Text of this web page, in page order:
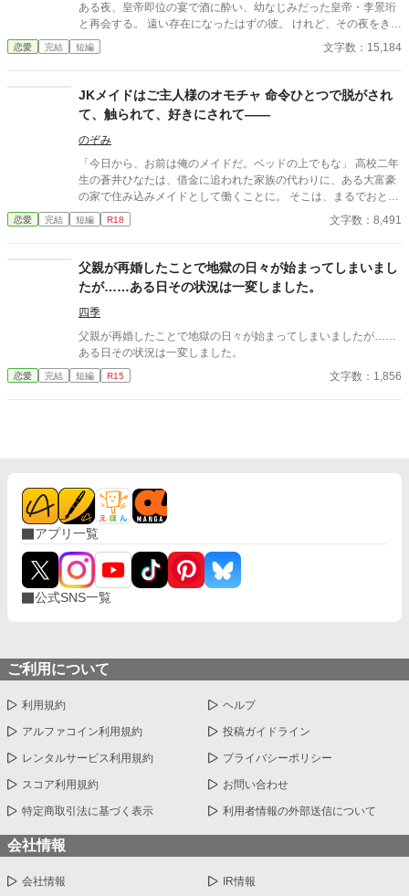
ある夜、皇帝即位の宴で酒に酔い、幼なじみだった皇帝・李景珩
と再会する。 遠い存在になったはずの彼。 けれど、その夜をきっ
かけに月鈴の運命は大きく動き出す。 冷酷と恐れられる皇帝が、
なぜか彼女だけには甘すぎて――。
恋愛 完結 短編 文字数：15,184
JKメイドはご主人様のオモチャ 命令ひとつで脱がされ
て、触られて、好きにされて――
のぞみ
「今日から、お前は俺のメイドだ。ベッドの上でもな」 高校二年
生の蒼井ひなたは、借金に追われた家族の代わりに、ある大富豪
の家で住み込みメイドとして働くことに。 そこは、まるでおとぎ
話に出てきそうな大きな洋館。 でも、そこで待っていたのは、同
じ高校に通うちょっと有名な男の子――完璧だけど性格が超ドS
しかも、彼の命令はちょっと普通じゃない。 「掃除だけじゃダメ
だろ？ ご主人様の癒しも、メイドの大事な仕事だろ？」 手を握
られるたび、耳元で囁かれるたび、心臓がバクバクする。 なの
に、ひなたの体はどんどん反応してしまって…。 怒ったり照れた
りしながらも、次第に蓮に惹かれていくひなた。 だけど、彼には
まだ知られていない秘密があって―― 「…ほんとは、ずっと前か
ら、私…」 ただのメイドなんかじゃ終わりたくない。 恋と欲望が
交差する、ちょっぴり危険な主従ラブストーリー。
恋愛 完結 短編 R18 文字数：8,491
父親が再婚したことで地獄の日々が始まってしまいまし
たが……ある日その状況は一変しました。
四季
父親が再婚したことで地獄の日々が始まってしまいましたが……
ある日その状況は一変しました。
恋愛 完結 短編 R15 文字数：1,856
アプリ一覧
公式SNS一覧
ご利用について
利用規約 ヘルプ
アルファコイン利用規約 投稿ガイドライン
レンタルサービス利用規約 プライバシーポリシー
スコア利用規約 お問い合わせ
特定商取引法に基づく表示 利用者情報の外部送信について
会社情報
会社情報 IR情報